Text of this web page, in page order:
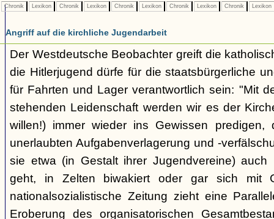
Chronik Lexikon Chronik Lexikon Chronik Lexikon Chronik Lexikon Chronik Lexikon
Angriff auf die kirchliche Jugendarbeit
Der Westdeutsche Beobachter greift die
die Hitlerjugend dürfe für die staatsbürgerliche
für Fahrten und Lager verantwortlich sein: "Mit
stehenden Leidenschaft werden wir es der
willen!) immer wieder ins Gewissen
unerlaubten Aufgabenverlagerung und -
sie etwa (in Gestalt ihrer Jugendvereine) auch
geht, in Zelten biwakiert oder gar sich mit
nationalsozialistische Zeitung zieht eine
Eroberung des organisatorischen